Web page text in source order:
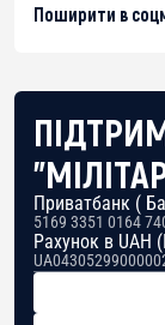
Поширити в
Приватбанк (
5169 3351 0164
Рахунок в UAH